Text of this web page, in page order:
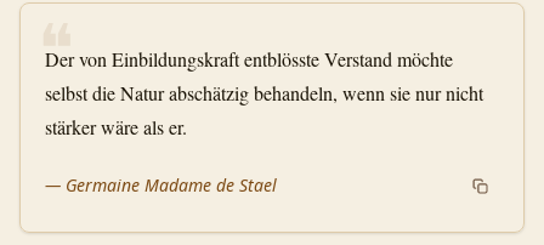
❝
Der von Einbildungskraft entblösste Verstand möchte
selbst die Natur abschätzig behandeln, wenn sie nur nicht
stärker wäre als er.
— Germaine Madame de Stael